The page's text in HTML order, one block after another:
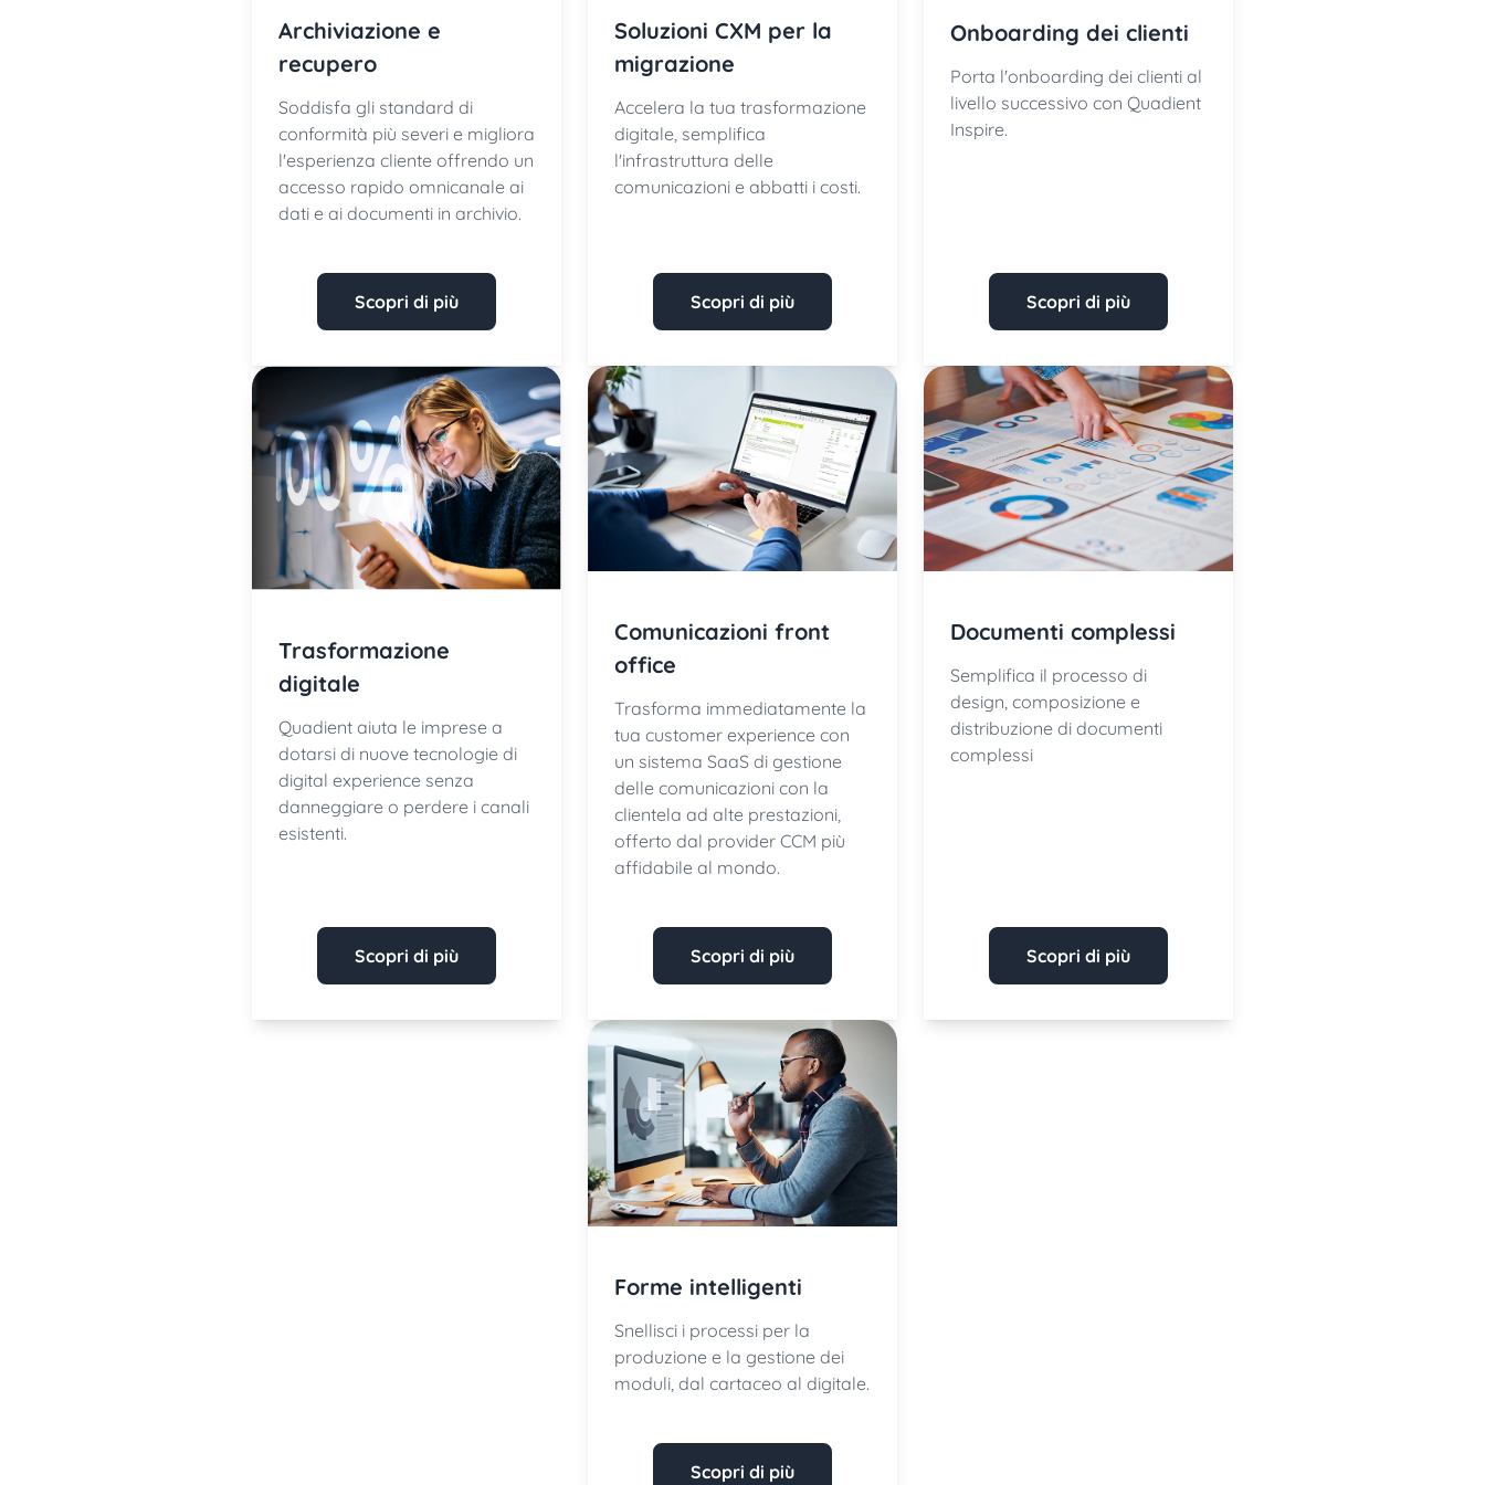
Archiviazione e
recupero
Soddisfa gli standard di
conformità più severi e migliora
l'esperienza cliente offrendo un
accesso rapido omnicanale ai
dati e ai documenti in archivio.
Scopri di più
Soluzioni CXM per la
migrazione
Accelera la tua trasformazione
digitale, semplifica
l'infrastruttura delle
comunicazioni e abbatti i costi.
Scopri di più
Onboarding dei clienti
Porta l'onboarding dei clienti al
livello successivo con Quadient
Inspire.
Scopri di più
Trasformazione
digitale
Quadient aiuta le imprese a
dotarsi di nuove tecnologie di
digital experience senza
danneggiare o perdere i canali
esistenti.
Scopri di più
Comunicazioni front
office
Trasforma immediatamente la
tua customer experience con
un sistema SaaS di gestione
delle comunicazioni con la
clientela ad alte prestazioni,
offerto dal provider CCM più
affidabile al mondo.
Scopri di più
Documenti complessi
Semplifica il processo di
design, composizione e
distribuzione di documenti
complessi
Scopri di più
Forme intelligenti
Snellisci i processi per la
produzione e la gestione dei
moduli, dal cartaceo al digitale.
Scopri di più